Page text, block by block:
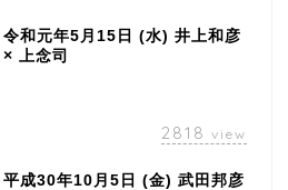
令和元年5月15日 (水) 井上和彦
× 上念司
2818 view
平成30年10月5日 (金) 武田邦彦